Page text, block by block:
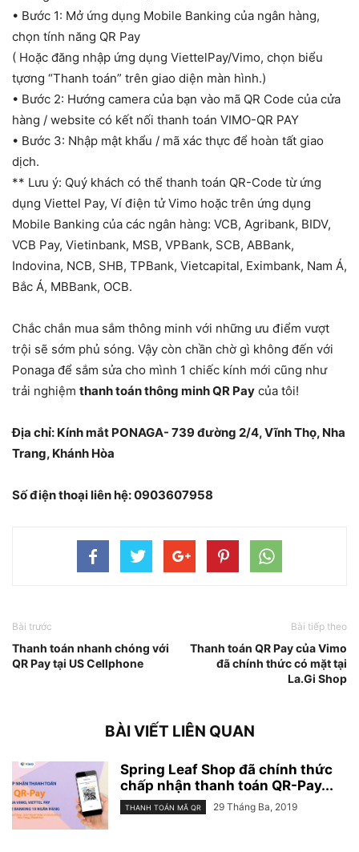
• Bước 1: Mở ứng dụng Mobile Banking của ngân hàng,
chọn tính năng QR Pay
( Hoặc đăng nhập ứng dụng ViettelPay/Vimo, chọn biểu
tựơng “Thanh toán” trên giao diện màn hình.)
• Bước 2: Hướng camera của bạn vào mã QR Code của cửa
hàng / website có kết nối thanh toán VIMO-QR PAY
• Bước 3: Nhập mật khẩu / mã xác thực để hoàn tất giao
dịch.
** Lưu ý: Quý khách có thể thanh toán QR-Code từ ứng
dụng Viettel Pay, Ví điện tử Vimo hoặc trên ứng dụng
Mobile Banking của các ngân hàng: VCB, Agribank, BIDV,
VCB Pay, Vietinbank, MSB, VPBank, SCB, ABBank,
Indovina, NCB, SHB, TPBank, Vietcapital, Eximbank, Nam Á,
Bắc Á, MBBank, OCB.
Chắc chắn mua sắm thông minh với những ưu điểm vượt
trội sẽ sớm phủ sóng. Vậy còn chần chờ gì không đến với
Ponaga để sắm sửa cho mình 1 chiếc kính mới cũng như
trải nghiệm thanh toán thông minh QR Pay của tôi!
Địa chỉ: Kính mắt PONAGA- 739 đường 2/4, Vĩnh Thọ, Nha
Trang, Khánh Hòa
Số điện thoại liên hệ: 0903607958
Bài trước
Thanh toán nhanh chóng với
QR Pay tại US Cellphone
Bài tiếp theo
Thanh toán QR Pay của Vimo
đã chính thức có mặt tại
La.Gi Shop
BÀI VIẾT LIÊN QUAN
Spring Leaf Shop đã chính thức
chấp nhận thanh toán QR-Pay...
THANH TOÁN MÃ QR 29 Tháng Ba, 2019